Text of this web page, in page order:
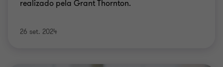
realizado pela Grant Thornton.
26 set. 2024